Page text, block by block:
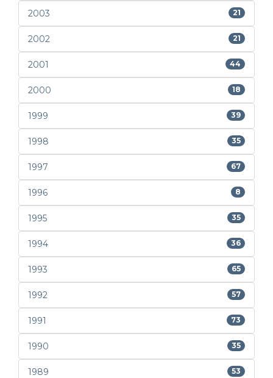
2003 21
2002 21
2001 44
2000 18
1999 39
1998 35
1997 67
1996 8
1995 35
1994 36
1993 65
1992 57
1991 73
1990 35
1989 53